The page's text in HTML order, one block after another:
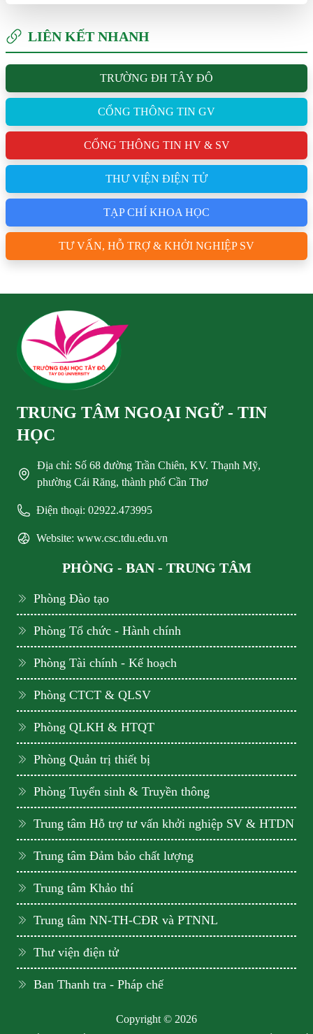
LIÊN KẾT NHANH
TRƯỜNG ĐH TÂY ĐÔ
CỔNG THÔNG TIN GV
CỔNG THÔNG TIN HV & SV
THƯ VIỆN ĐIỆN TỬ
TẠP CHÍ KHOA HỌC
TƯ VẤN, HỖ TRỢ & KHỞI NGHIỆP SV
TRUNG TÂM NGOẠI NGỮ - TIN
HỌC
Địa chỉ: Số 68 đường Trần Chiên, KV. Thạnh Mỹ,
phường Cái Răng, thành phố Cần Thơ
Điện thoại: 02922.473995
Website: www.csc.tdu.edu.vn
PHÒNG - BAN - TRUNG TÂM
Phòng Đào tạo
Phòng Tổ chức - Hành chính
Phòng Tài chính - Kế hoạch
Phòng CTCT & QLSV
Phòng QLKH & HTQT
Phòng Quản trị thiết bị
Phòng Tuyển sinh & Truyền thông
Trung tâm Hỗ trợ tư vấn khởi nghiệp SV & HTDN
Trung tâm Đảm bảo chất lượng
Trung tâm Khảo thí
Trung tâm NN-TH-CĐR và PTNNL
Thư viện điện tử
Ban Thanh tra - Pháp chế
Copyright © 2026